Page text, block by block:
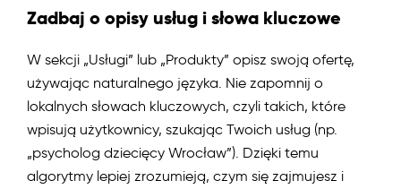
Zadbaj o opisy usług i słowa kluczowe
W sekcji „Usługi” lub „Produkty” opisz swoją ofertę,
używając naturalnego języka. Nie zapomnij o
lokalnych słowach kluczowych, czyli takich, które
wpisują użytkownicy, szukając Twoich usług (np.
„psycholog dziecięcy Wrocław”). Dzięki temu
algorytmy lepiej zrozumieją, czym się zajmujesz i